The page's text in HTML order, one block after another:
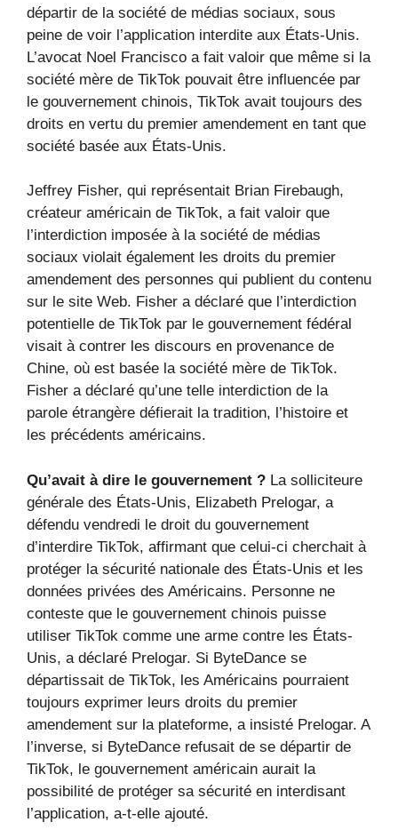
départir de la société de médias sociaux, sous
peine de voir l’application interdite aux États-Unis.
L’avocat Noel Francisco a fait valoir que même si la
société mère de TikTok pouvait être influencée par
le gouvernement chinois, TikTok avait toujours des
droits en vertu du premier amendement en tant que
société basée aux États-Unis.
Jeffrey Fisher, qui représentait Brian Firebaugh,
créateur américain de TikTok, a fait valoir que
l’interdiction imposée à la société de médias
sociaux violait également les droits du premier
amendement des personnes qui publient du contenu
sur le site Web. Fisher a déclaré que l’interdiction
potentielle de TikTok par le gouvernement fédéral
visait à contrer les discours en provenance de
Chine, où est basée la société mère de TikTok.
Fisher a déclaré qu’une telle interdiction de la
parole étrangère défierait la tradition, l’histoire et
les précédents américains.
Qu’avait à dire le gouvernement ? La solliciteure
générale des États-Unis, Elizabeth Prelogar, a
défendu vendredi le droit du gouvernement
d’interdire TikTok, affirmant que celui-ci cherchait à
protéger la sécurité nationale des États-Unis et les
données privées des Américains. Personne ne
conteste que le gouvernement chinois puisse
utiliser TikTok comme une arme contre les États-
Unis, a déclaré Prelogar. Si ByteDance se
départissait de TikTok, les Américains pourraient
toujours exprimer leurs droits du premier
amendement sur la plateforme, a insisté Prelogar. A
l’inverse, si ByteDance refusait de se départir de
TikTok, le gouvernement américain aurait la
possibilité de protéger sa sécurité en interdisant
l’application, a-t-elle ajouté.